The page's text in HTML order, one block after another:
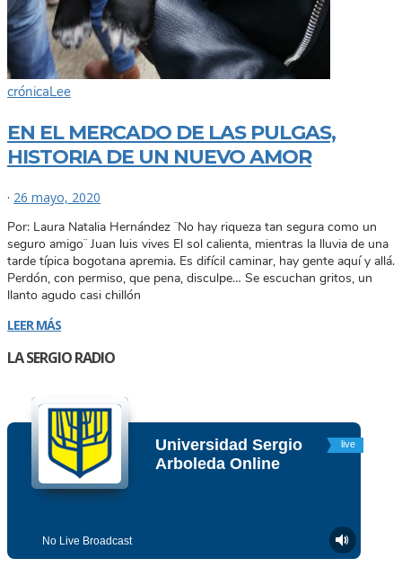
crónicaLee
EN EL MERCADO DE LAS PULGAS,
HISTORIA DE UN NUEVO AMOR
· 26 mayo, 2020
Por: Laura Natalia Hernández ¨No hay riqueza tan segura como un
seguro amigo¨ Juan luis vives El sol calienta, mientras la lluvia de una
tarde típica bogotana apremia. Es difícil caminar, hay gente aquí y allá.
Perdón, con permiso, que pena, disculpe… Se escuchan gritos, un
llanto agudo casi chillón
LEER MÁS
LA SERGIO RADIO